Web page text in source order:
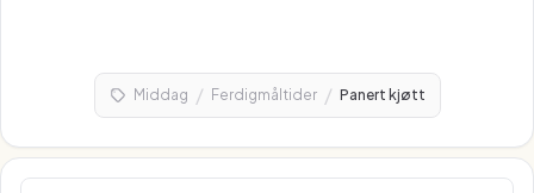
Middag / Ferdigmåltider / Panert kjøtt